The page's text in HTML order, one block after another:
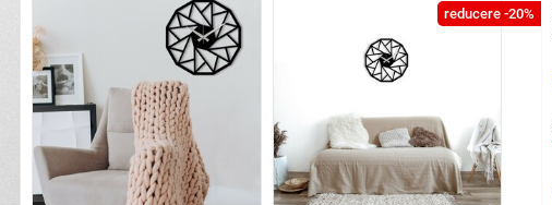
reducere -20%